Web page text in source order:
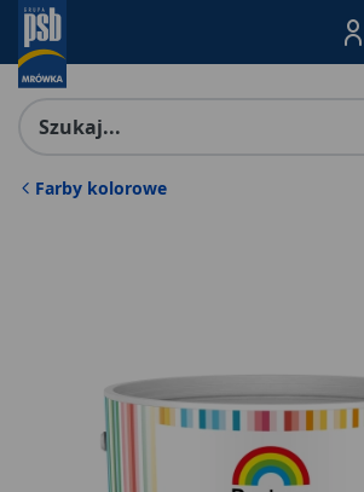
Menu
Farby kolorowe